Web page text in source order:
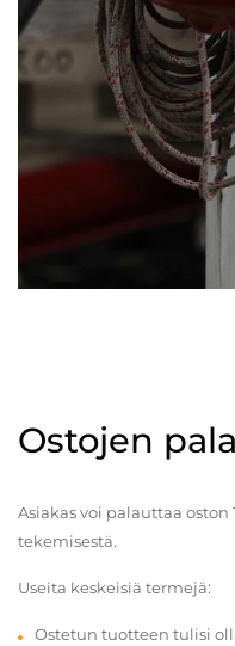
Ostojen
Asiakas voi palauttaa oston
tekemisestä.
Useita keskeisiä termejä:
Ostetun tuotteen tulisi